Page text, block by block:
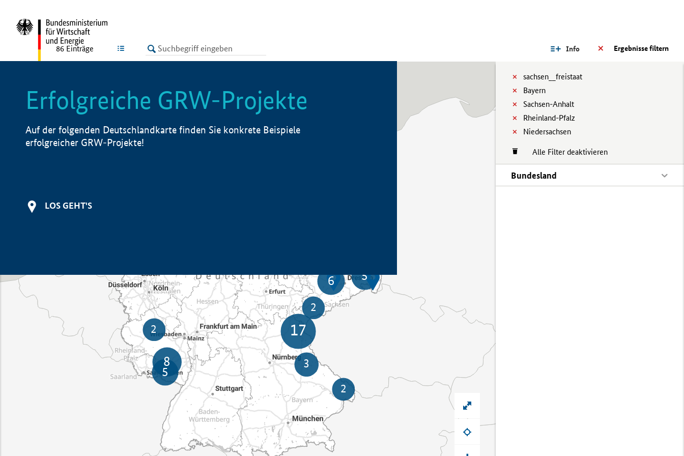
LISTE Ergebnisse filtern
Info
sachsen__freistaat
Bayern
Sachsen-Anhalt
Rheinland-Pfalz
Niedersachsen
Alle Filter deaktivieren
Bundesland
86 Einträge
Erfolgreiche GRW-Projekte
Auf der folgenden Deutschlandkarte finden Sie konkrete Beispiele
erfolgreicher GRW-Projekte!
LOS GEHT'S